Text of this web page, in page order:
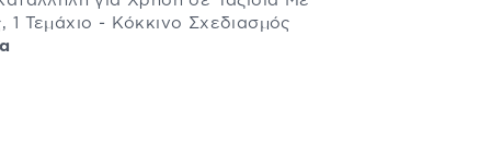
1 Τεμάχιο - Κόκκινο Σχεδιασμός